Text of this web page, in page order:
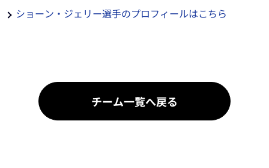
ショーン・ジェリー選手のプロフィールはこちら
チーム一覧へ戻る